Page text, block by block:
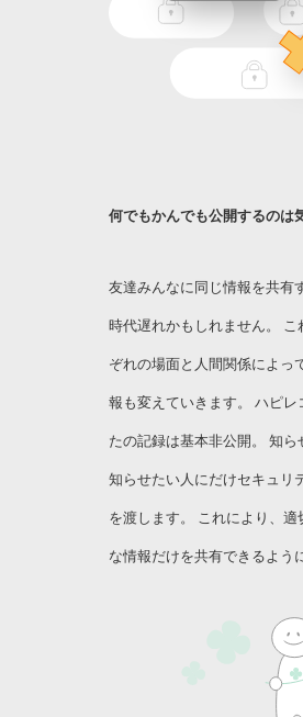
何でもかんでも公開するのは
友達みんなに同じ情報を共有
時代遅れかもしれません。 こ
ぞれの場面と人間関係によっ
報も変えていきます。 ハピレ
たの記録は基本非公開。 知ら
知らせたい人にだけセキュリ
を渡します。 これにより、適
な情報だけを共有できるよう